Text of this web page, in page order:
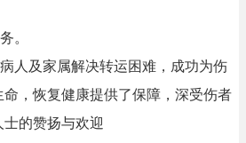
。
人及家属解决转运困难，成功为伤
，恢复健康提供了保障，深受伤者
的赞扬与欢迎